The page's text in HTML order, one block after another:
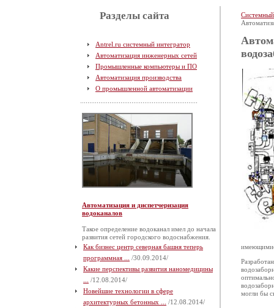
Разделы сайта
Antrel.ru системный интегратор
Автоматизация инженерных сетей
Промышленные компьютеры и ПО
Автоматизация производства
О промышленной автоматизации
Автоматизация и диспетчеризация
водоканалов
Такое определение водоканал имел до начала
развития сетей городского водоснабжения.
Как бизнес центр северная башня теперь
программная ...
/30.09.2014/
Какие перспективы развития наномедицины
/12.08.2014/
Новейшие технологии в сфере
архитектурных бетонных ...
/12.08.2014/
могли бы